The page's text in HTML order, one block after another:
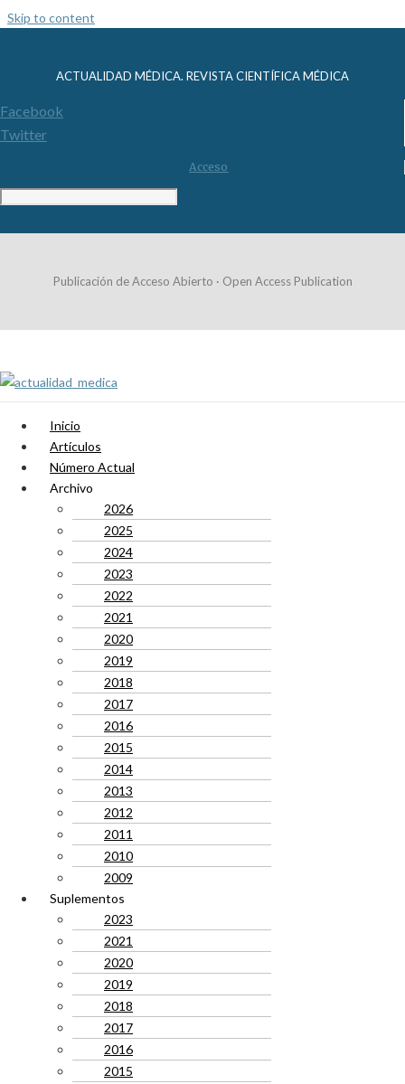
Skip to content
ACTUALIDAD MÉDICA. REVISTA CIENTÍFICA MÉDICA
Facebook
Twitter
Acceso
Publicación de Acceso Abierto · Open Access Publication
Inicio
Artículos
Número Actual
Archivo
2026
2025
2024
2023
2022
2021
2020
2019
2018
2017
2016
2015
2014
2013
2012
2011
2010
2009
Suplementos
2023
2021
2020
2019
2018
2017
2016
2015